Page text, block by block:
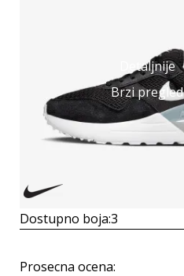
Detaljnije
Brzi pregled
Dostupno boja:3
Prosecna ocena: